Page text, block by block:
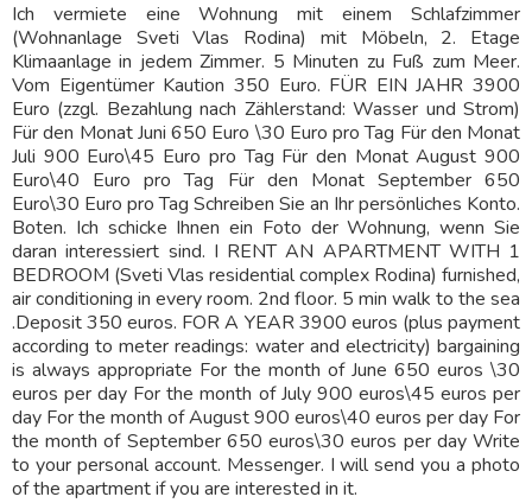
Ich vermiete eine Wohnung mit einem Schlafzimmer
(Wohnanlage Sveti Vlas Rodina) mit Möbeln, 2. Etage
Klimaanlage in jedem Zimmer. 5 Minuten zu Fuß zum Meer.
Vom Eigentümer Kaution 350 Euro. FÜR EIN JAHR 3900
Euro (zzgl. Bezahlung nach Zählerstand: Wasser und Strom)
Für den Monat Juni 650 Euro \30 Euro pro Tag Für den Monat
Juli 900 Euro\45 Euro pro Tag Für den Monat August 900
Euro\40 Euro pro Tag Für den Monat September 650
Euro\30 Euro pro Tag Schreiben Sie an Ihr persönliches Konto.
Boten. Ich schicke Ihnen ein Foto der Wohnung, wenn Sie
daran interessiert sind. I RENT AN APARTMENT WITH 1
BEDROOM (Sveti Vlas residential complex Rodina) furnished,
air conditioning in every room. 2nd floor. 5 min walk to the sea
.Deposit 350 euros. FOR A YEAR 3900 euros (plus payment
according to meter readings: water and electricity) bargaining
is always appropriate For the month of June 650 euros \30
euros per day For the month of July 900 euros\45 euros per
day For the month of August 900 euros\40 euros per day For
the month of September 650 euros\30 euros per day Write
to your personal account. Messenger. I will send you a photo
of the apartment if you are interested in it.